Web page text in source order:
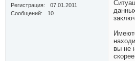
Регистрация
07.01.2011
Сообщений
10
вы не